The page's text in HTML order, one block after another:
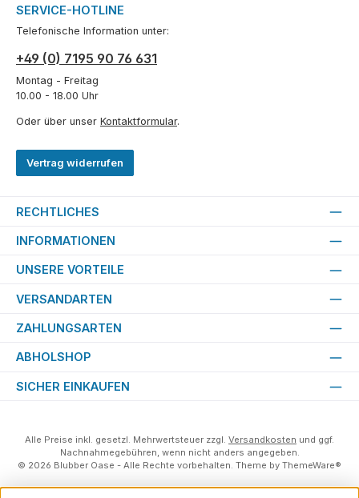
SERVICE-HOTLINE
Telefonische Information unter:
+49 (0) 7195 90 76 631
Montag - Freitag
10.00 - 18.00 Uhr
Oder über unser Kontaktformular.
Vertrag widerrufen
RECHTLICHES
INFORMATIONEN
UNSERE VORTEILE
VERSANDARTEN
ZAHLUNGSARTEN
ABHOLSHOP
SICHER EINKAUFEN
Alle Preise inkl. gesetzl. Mehrwertsteuer zzgl. Versandkosten und ggf.
Nachnahmegebühren, wenn nicht anders angegeben.
© 2026 Blubber Oase - Alle Rechte vorbehalten. Theme by ThemeWare®